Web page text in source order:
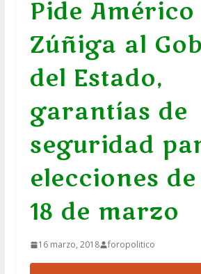
Pide Américo
Zúñiga al
del Estado,
garantías de
seguridad
elecciones de
18 de marzo
16 marzo, 2018 foropolitico